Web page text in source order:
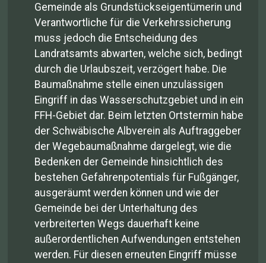
Gemeinde als Grundstückseigentümerin und
Verantwortliche für die Verkehrssicherung
muss jedoch die Entscheidung des
Landratsamts abwarten, welche sich, bedingt
durch die Urlaubszeit, verzögert habe. Die
Baumaßnahme stelle einen unzulässigen
Eingriff in das Wasserschutzgebiet und in ein
FFH-Gebiet dar. Beim letzten Ortstermin habe
der Schwäbische Albverein als Auftraggeber
der Wegebaumaßnahme dargelegt, wie die
Bedenken der Gemeinde hinsichtlich des
bestehen Gefahrenpotentials für Fußgänger,
ausgeräumt werden können und wie der
Gemeinde bei der Unterhaltung des
verbreiterten Wegs dauerhaft keine
außerordentlichen Aufwendungen entstehen
werden. Für diesen erneuten Eingriff müsse